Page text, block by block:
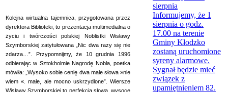
Kolejna wirtualna tajemnica, przygotowana przez
dyrektora Biblioteki, to prezentacja multimedialna o
życiu i twórczości polskiej Noblistki Wisławy
Szymborskiej zatytułowana „Nic dwa razy się nie
zdarza…”. Przypomnijmy, że 10 grudnia 1996
odbierając w Sztokholmie Nagrodę Nobla, poetka
mówiła: „Wysoko sobie cenię dwa małe słowa »nie
wiem «. małe, ale mocno uskrzydlone”. Wiersze
Wisławy Szymborskiej to perfekcja słowa, wysoce
sierpnia
Informujemy, że 1
sierpnia o godz.
17.00 na terenie
Gminy Kłodzko
zostaną uruchomione
syreny alarmowe.
Sygnał będzie mieć
związek z
upamiętnieniem 82.